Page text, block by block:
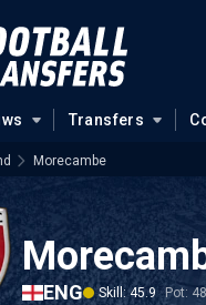
Transfers
Morecambe
ENG Skill: 45.9 Pot: